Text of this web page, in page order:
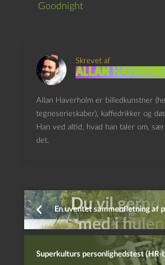
Goodnight
Skrevet af
Allan
Allan Haverholm er billedkunstner
tegneserieskaber), kaffedrikker og
Han ved altid, hvad han taler om,
det.
En uventet sammenfletning af
Superkulturs personlighedstest (HR-